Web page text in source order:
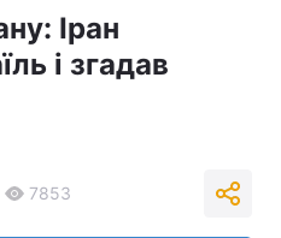
Іран
і згадав
7853